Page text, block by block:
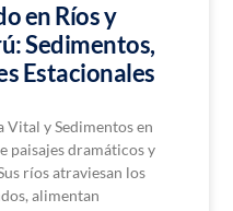
en Ríos y
Sedimentos,
Estacionales
Vital y Sedimentos en
paisajes dramáticos y
ríos atraviesan los
alimentan